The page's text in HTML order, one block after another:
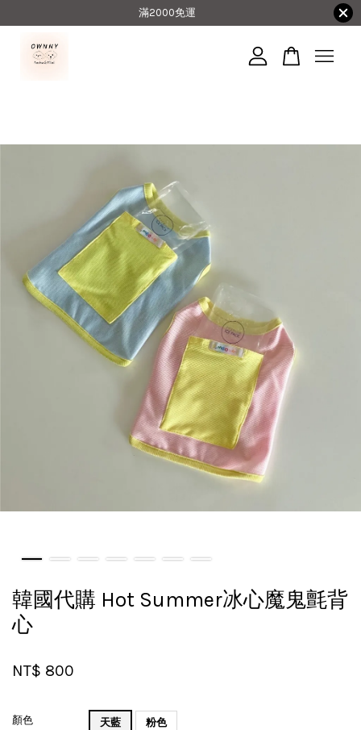
滿2000免運
韓國代購 Hot Summer冰心魔鬼氈背
心
NT$ 800
顏色 天藍 粉色